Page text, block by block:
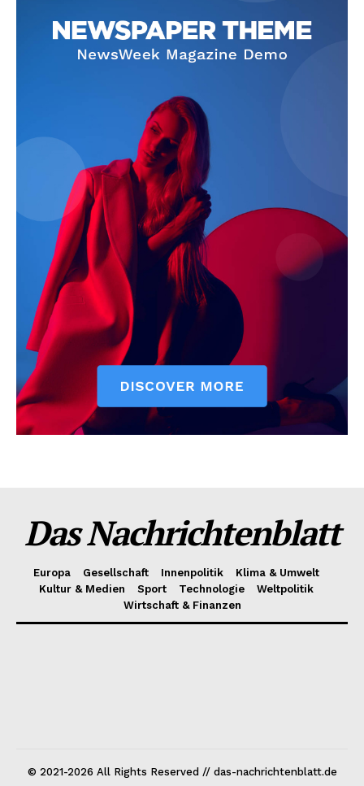
Das Nachrichtenblatt
Europa Gesellschaft Innenpolitik
Klima & Umwelt
Kultur & Medien
Sport Technologie
Weltpolitik
Wirtschaft & Finanzen
© 2021-2026 All Rights Reserved // das-nachrichtenblatt.de